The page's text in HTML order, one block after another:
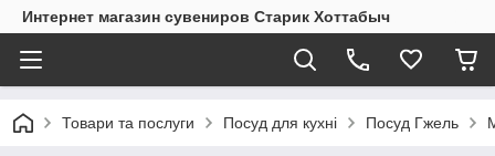
Интернет магазин сувениров Старик Хоттабыч
Товари та послуги Посуд для кухні Посуд Гжель